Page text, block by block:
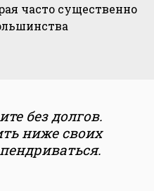
часто существенно
без долгов.
ниже своих